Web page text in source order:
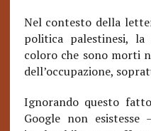
Nel contesto della
politica palestinesi,
coloro che sono morti
dell’occupazione,
Ignorando questo
Google non